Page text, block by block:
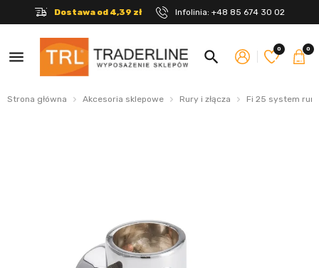
Dostawa od 4,39 zł Infolinia: +48 85 674 30 02
menu search 0 0
Strona główna Akcesoria sklepowe Rury i złącza Fi 25 system